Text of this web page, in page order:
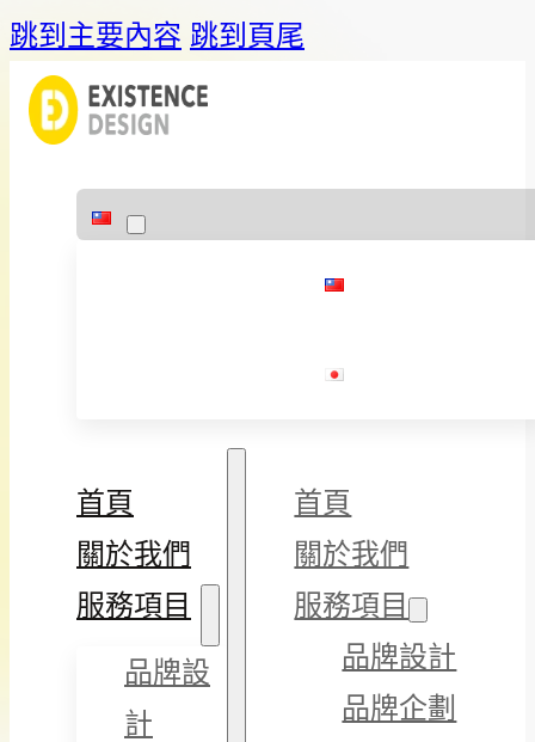
跳到主要內容 跳到頁尾
首頁
關於我們
服務項目
品牌設
計
首頁
關於我們
服務項目
品牌設計
品牌企劃